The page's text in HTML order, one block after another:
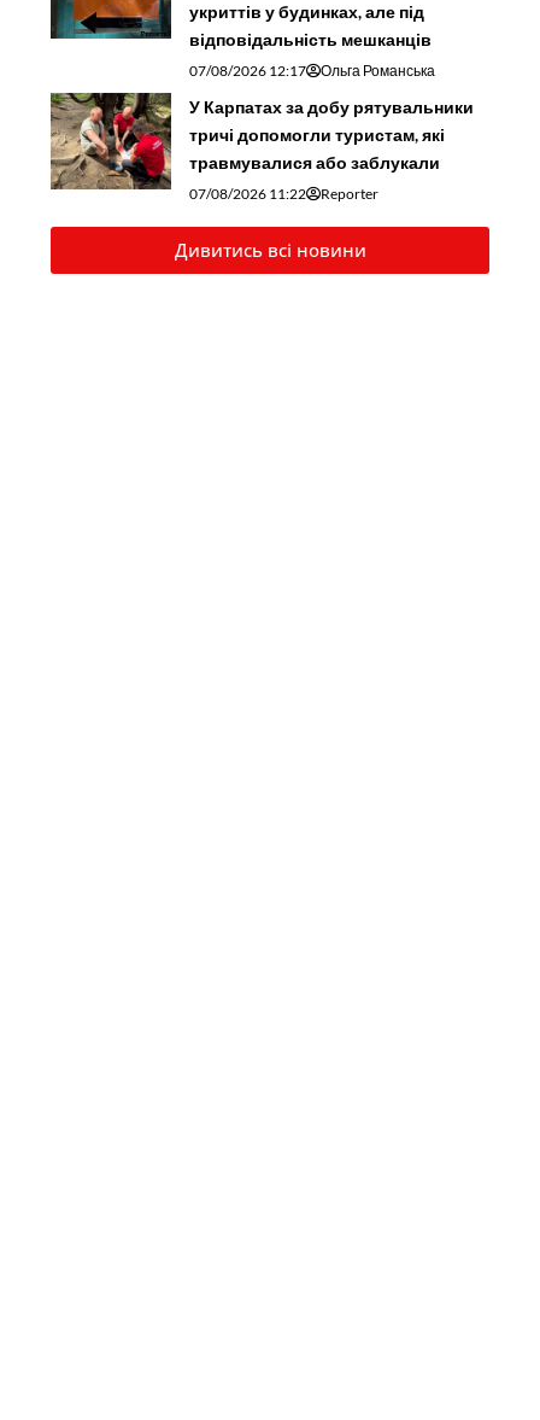
укриттів у будинках, але під
відповідальність мешканців
07/08/2026 12:17 Ольга Романська
У Карпатах за добу рятувальники
тричі допомогли туристам, які
травмувалися або заблукали
07/08/2026 11:22 Reporter
Дивитись всі новини